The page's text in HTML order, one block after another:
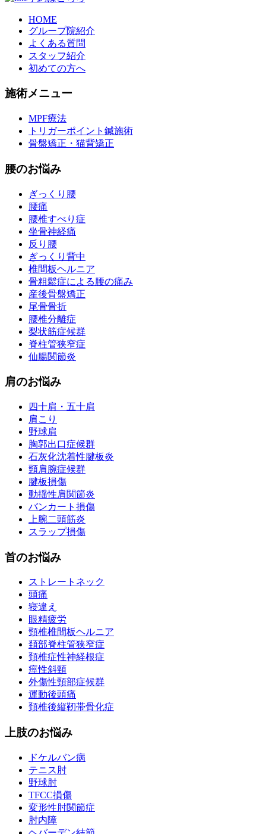
HOME
グループ院紹介
よくある質問
スタッフ紹介
初めての方へ
施術メニュー
MPF療法
トリガーポイント鍼施術
骨盤矯正・猫背矯正
腰のお悩み
ぎっくり腰
腰痛
腰椎すべり症
坐骨神経痛
反り腰
ぎっくり背中
椎間板ヘルニア
骨粗鬆症による腰の痛み
産後骨盤矯正
尾骨骨折
腰椎分離症
梨状筋症候群
脊柱管狭窄症
仙腸関節炎
肩のお悩み
四十肩・五十肩
肩こり
野球肩
胸郭出口症候群
石灰化沈着性腱板炎
頸肩腕症候群
腱板損傷
動揺性肩関節炎
バンカート損傷
上腕二頭筋炎
スラップ損傷
首のお悩み
ストレートネック
頭痛
寝違え
眼精疲労
頸椎椎間板ヘルニア
頚部脊柱管狭窄症
頚椎症性神経根症
痙性斜頸
外傷性頸部症候群
運動後頭痛
頚椎後縦靭帯骨化症
上肢のお悩み
ドケルバン病
テニス肘
野球肘
TFCC損傷
変形性肘関節症
肘内障